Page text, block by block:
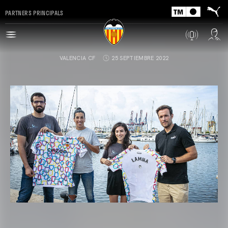
PARTNERS PRINCIPALS
VALENCIA CF 25 SEPTIEMBRE 2022